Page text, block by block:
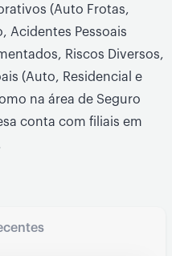
(Auto Frotas,
Acidentes Pessoais
Riscos Diversos,
(Auto, Residencial e
na área de Seguro
conta com filiais em